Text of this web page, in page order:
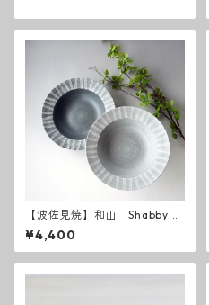
【波佐見焼】和山 Shabby c
hic style ボウルL ( ダークグ
レー ／ ライトグレー ）
¥4,400